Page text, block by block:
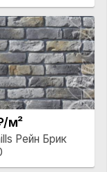
м²
Рейн Брик